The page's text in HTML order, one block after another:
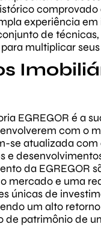
experiência
de
multiplicar
EGREGOR é a
com o
se atualizada
e
da EGREGOR
mercado e uma
únicas de
um alto
patrimônio de